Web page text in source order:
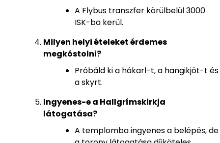
A Flybus transzfer körülbelül 3000
ISK-ba kerül.
Milyen helyi ételeket érdemes
megkóstolni?
Próbáld ki a hákarl-t, a hangikjöt-t és
a skyrt.
Ingyenes-e a Hallgrímskirkja
látogatása?
A templomba ingyenes a belépés, de